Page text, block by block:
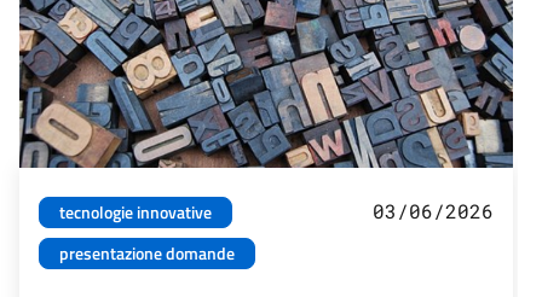
tecnologie innovative
presentazione domande
03/06/2026